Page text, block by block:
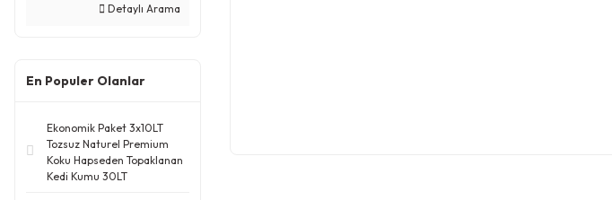
Detaylı Arama
En Populer Olanlar
Ekonomik Paket 3x10LT
Tozsuz Naturel Premium
Koku Hapseden Topaklanan
Kedi Kumu 30LT